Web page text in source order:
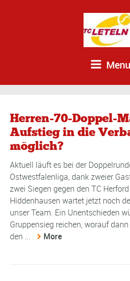
Menu
Herren-70-Doppel-
Aufstieg in die
möglich?
Aktuell läuft es bei der
Ostwestfalenliga, dank zweier
zwei Siegen gegen den TC
Hiddenhausen wartet jetzt noch
unser Team. Ein Unentschieden
Gruppensieg reichen, worauf
den ...
More